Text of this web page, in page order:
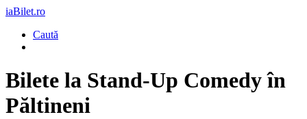
iaBilet.ro
Caută
Bilete la Stand-Up Comedy în
Păltineni